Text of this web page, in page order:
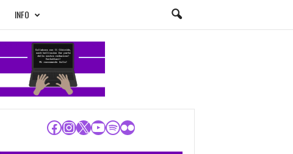
INFO
Facebook InstagramX YouTube Spotify Flickr